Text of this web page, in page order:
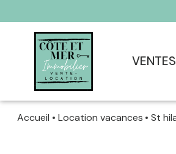
VENTES
Accueil Location vacances St